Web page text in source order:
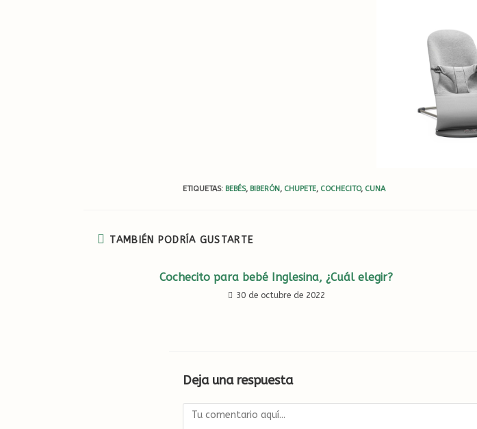
ETIQUETAS: BEBÉS, BIBERÓN, CHUPETE, COCHECITO, CUNA
TAMBIÉN PODRÍA GUSTARTE
Cochecito para bebé Inglesina, ¿Cuál elegir?
30 de octubre de 2022
Deja una respuesta
Comentario